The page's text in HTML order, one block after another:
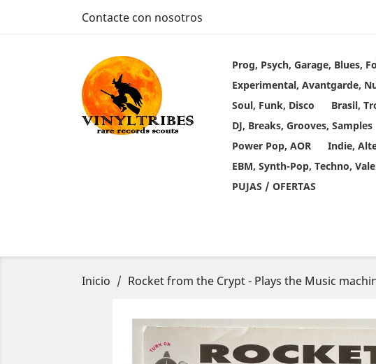
Contacte con nosotros
Prog, Psych, Garage, Blues,
Experimental, Avantgarde,
Soul, Funk, Disco
Brasil,
DJ, Breaks, Grooves, Samples
Power Pop, AOR
Indie,
EBM, Synth-Pop, Techno,
PUJAS / OFERTAS
Inicio Rocket from the Crypt - Plays the Music